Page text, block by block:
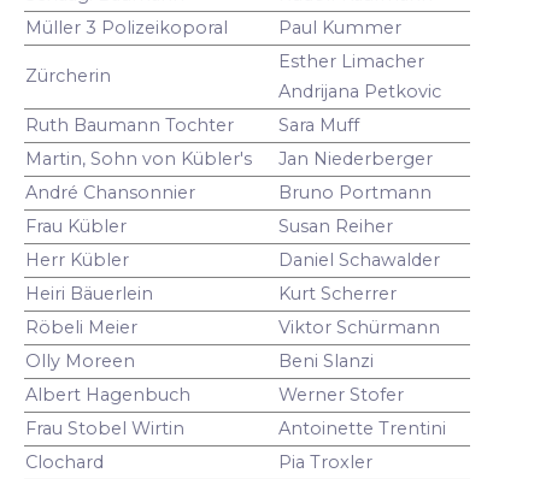
Müller 3 Polizeikoporal
Paul Kummer
Zürcherin
Esther Limacher
Andrijana Petkovic
Ruth Baumann Tochter
Sara Muff
Martin, Sohn von Kübler's
Jan Niederberger
André Chansonnier
Bruno Portmann
Frau Kübler
Susan Reiher
Herr Kübler
Daniel Schawalder
Heiri Bäuerlein
Kurt Scherrer
Röbeli Meier
Viktor Schürmann
Olly Moreen
Beni Slanzi
Albert Hagenbuch
Werner Stofer
Frau Stobel Wirtin
Antoinette Trentini
Clochard
Pia Troxler